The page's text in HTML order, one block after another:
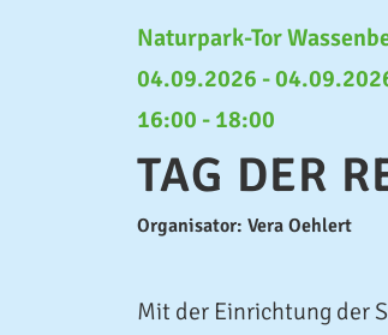
Naturpark-Tor
04.09.2026 -
16:00 - 18:00
TAG DER
Organisator: Vera Oehlert
Mit der Einrichtung der